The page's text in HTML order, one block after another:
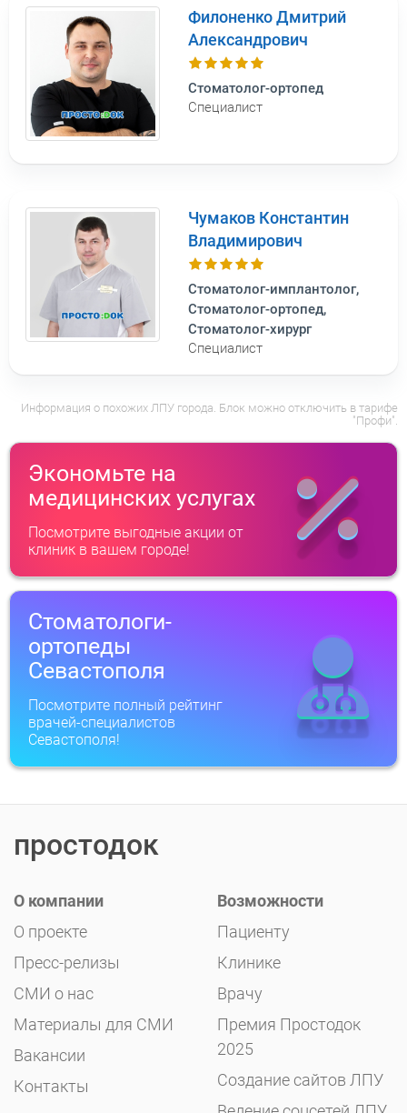
Филоненко Дмитрий
Александрович
Стоматолог-ортопед
Специалист
Чумаков Константин
Владимирович
Стоматолог-имплантолог,
Стоматолог-ортопед,
Стоматолог-хирург
Специалист
Информация о похожих ЛПУ города. Блок можно отключить в тарифе
"Профи".
Экономьте на
медицинских услугах
Посмотрите выгодные акции от
клиник в вашем городе!
Стоматологи-
ортопеды
Севастополя
Посмотрите полный рейтинг
врачей-специалистов
Севастополя!
простодок
О компании
О проекте
Пресс-релизы
СМИ о нас
Материалы для СМИ
Вакансии
Контакты
Возможности
Пациенту
Клинике
Врачу
Премия Простодок
2025
Создание сайтов ЛПУ